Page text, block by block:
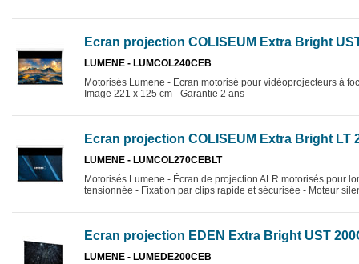
Ecran projection COLISEUM Extra Bright
LUMENE - LUMCOL240CEB
Motorisés Lumene - Ecran motorisé pour vidéoprojecteurs à
Image 221 x 125 cm - Garantie 2 ans
Ecran projection COLISEUM Extra Bright LT
LUMENE - LUMCOL270CEBLT
Motorisés Lumene - Écran de projection ALR motorisés pour
tensionnée - Fixation par clips rapide et sécurisée - Moteur
Ecran projection EDEN Extra Bright UST
LUMENE - LUMEDE200CEB